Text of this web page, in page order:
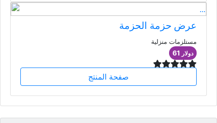
عرض حزمة الحزمة
مستلزمات منزلية
61 دولار
صفحة المنتج